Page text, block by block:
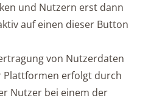
und Nutzern erst dann
auf einen dieser Button
von Nutzerdaten
Plattformen erfolgt durch
Nutzer bei einem der